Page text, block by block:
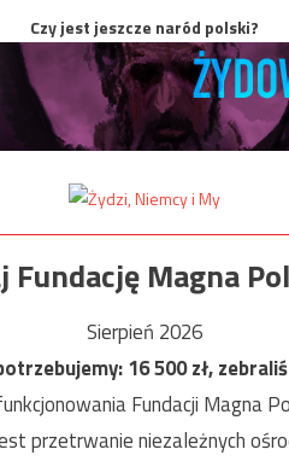
Czy jest jeszcze naród polski?
Fundację Magna
Sierpień 2026
16 500zł,
Fundacji Magna
przetrwanie niezależnych